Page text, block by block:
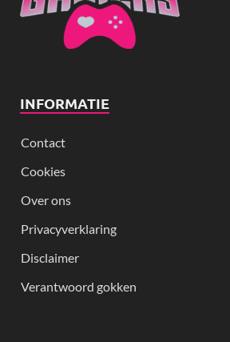
INFORMATIE
Contact
Cookies
Over ons
Privacyverklaring
Disclaimer
Verantwoord gokken